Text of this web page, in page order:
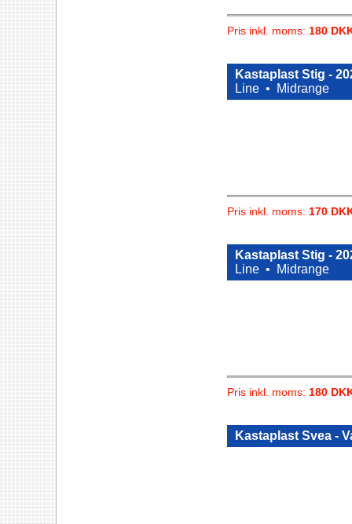
Pris inkl. moms: 180
Kastaplast Stig -
Line •
Midrange
Pris inkl. moms: 170
Kastaplast Stig -
Line •
Midrange
Pris inkl. moms: 180
Kastaplast Svea -